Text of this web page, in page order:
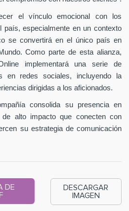
el vínculo emocional con los
país, especialmente en un contexto
se convertirá en el único país en
Como parte de esta alianza,
implementará una serie de
en redes sociales, incluyendo la
dirigidas a los aficionados.
consolida su presencia en
de alto impacto que conecten con
su estrategia de comunicación
DE
DESCARGAR
IMAGEN